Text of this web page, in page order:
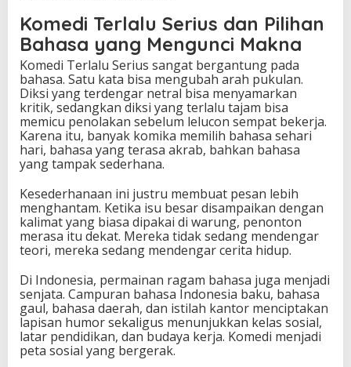
Komedi Terlalu Serius dan Pilihan
Bahasa yang Mengunci Makna
Komedi Terlalu Serius sangat bergantung pada
bahasa. Satu kata bisa mengubah arah pukulan.
Diksi yang terdengar netral bisa menyamarkan
kritik, sedangkan diksi yang terlalu tajam bisa
memicu penolakan sebelum lelucon sempat bekerja.
Karena itu, banyak komika memilih bahasa sehari
hari, bahasa yang terasa akrab, bahkan bahasa
yang tampak sederhana.
Kesederhanaan ini justru membuat pesan lebih
menghantam. Ketika isu besar disampaikan dengan
kalimat yang biasa dipakai di warung, penonton
merasa itu dekat. Mereka tidak sedang mendengar
teori, mereka sedang mendengar cerita hidup.
Di Indonesia, permainan ragam bahasa juga menjadi
senjata. Campuran bahasa Indonesia baku, bahasa
gaul, bahasa daerah, dan istilah kantor menciptakan
lapisan humor sekaligus menunjukkan kelas sosial,
latar pendidikan, dan budaya kerja. Komedi menjadi
peta sosial yang bergerak.